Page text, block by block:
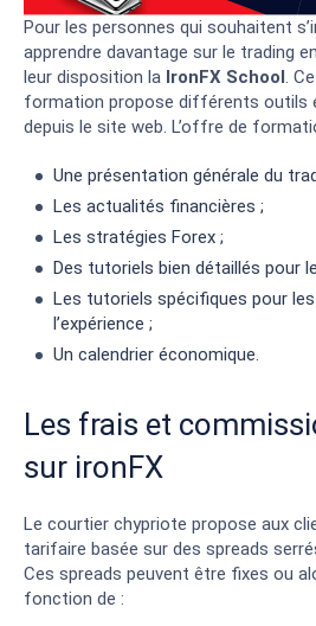
Pour les personnes qui souhaitent
apprendre davantage sur le trading
leur disposition la IronFX School .
formation propose différents outils
depuis le site web. L’offre de
Une présentation générale du
Les actualités financières ;
Les stratégies Forex ;
Des tutoriels bien détaillés pour
Les tutoriels spécifiques pour
l’expérience ;
Un calendrier économique.
Les frais et
sur ironFX
Le courtier chypriote propose aux
tarifaire basée sur des spreads
Ces spreads peuvent être fixes ou
fonction de :